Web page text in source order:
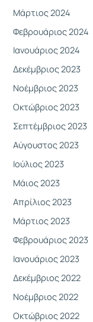
Μάρτιος 2024
Φεβρουάριος 2024
Ιανουάριος 2024
Δεκέμβριος 2023
Νοέμβριος 2023
Οκτώβριος 2023
Σεπτέμβριος 2023
Αύγουστος 2023
Ιούλιος 2023
Μάιος 2023
Απρίλιος 2023
Μάρτιος 2023
Φεβρουάριος 2023
Ιανουάριος 2023
Δεκέμβριος 2022
Νοέμβριος 2022
Οκτώβριος 2022